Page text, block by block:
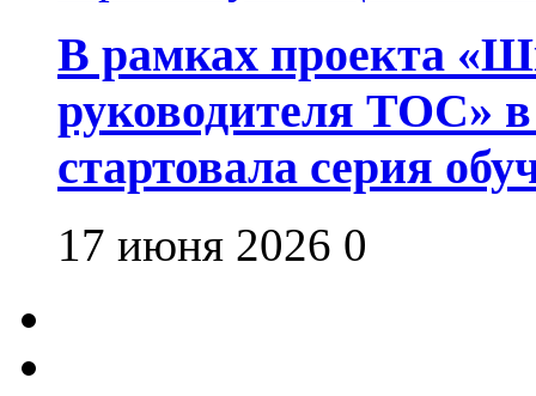
В рамках проекта
руководителя ТОС»
стартовала серия
17 июня 2026 0